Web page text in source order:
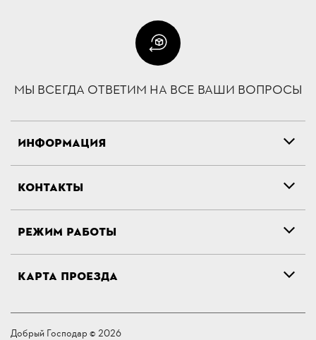
МЫ ВСЕГДА ОТВЕТИМ НА ВСЕ ВАШИ ВОПРОСЫ
ИНФОРМАЦИЯ
КОНТАКТЫ
РЕЖИМ РАБОТЫ
КАРТА ПРОЕЗДА
Добрый Господар © 2026